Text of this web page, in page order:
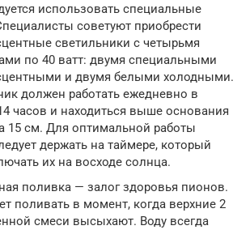
использовать специальные
советуют приобрести
светильники с четырьмя
по 40 ватт: двумя специальными
и двумя белыми холодными.
должен работать ежедневно в
часов и находиться выше основания
15 см. Для оптимальной работы
держать на таймере, который
их на восходе солнца.
поливка — залог здоровья пионов.
поливать в момент, когда верхние 2
смеси высыхают. Воду всегда